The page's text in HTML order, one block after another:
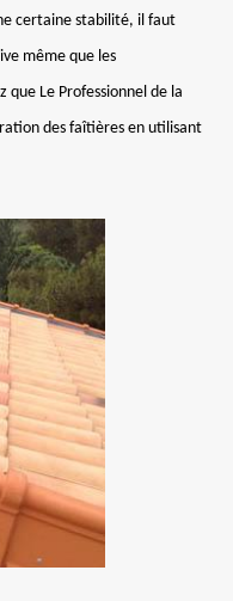
certaine stabilité, il faut
même que les
que Le Professionnel de la
des faîtières en utilisant